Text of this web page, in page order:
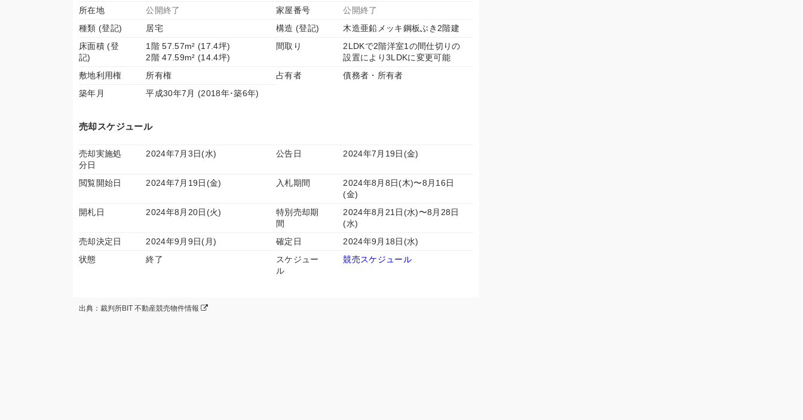
所在地
公開終了 家屋番号
公開終了
種類 (登記)
居宅 構造 (登記)
木造亜鉛メッキ鋼板ぶき2階建
床面積 (登
記)
1階 57.57m² (17.4坪)
2階 47.59m² (14.4坪)
間取り
2LDKで2階洋室1の間仕切りの
設置により3LDKに変更可能
敷地利用権
所有権 占有者
債務者・所有者
築年月
平成30年7月 (2018年･築6年)
売却スケジュール
売却実施処
分日
2024年7月3日(水) 公告日 2024年7月19日(金)
閲覧開始日 2024年7月19日(金) 入札期間
2024年8月8日(木)〜8月16日
(金)
開札日
2024年8月20日(火)
特別売却期
間
2024年8月21日(水)〜8月28日
(水)
売却決定日
2024年9月9日(月) 確定日
2024年9月18日(水)
状態
終了
スケジュー
ル
競売スケジュール
出典：裁判所BIT 不動産競売物件情報